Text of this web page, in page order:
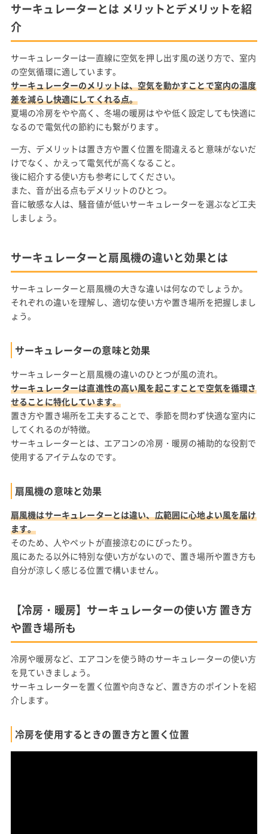
サーキュレーターとは メリットとデメリットを紹
介
サーキュレーターは一直線に空気を押し出す風の送り方で、室内
の空気循環に適しています。
サーキュレーターのメリットは、空気を動かすことで室内の温度
差を減らし快適にしてくれる点。
夏場の冷房をやや高く、冬場の暖房はやや低く設定しても快適に
なるので電気代の節約にも繋がります。
一方、デメリットは置き方や置く位置を間違えると意味がないだ
けでなく、かえって電気代が高くなること。
後に紹介する使い方も参考にしてください。
また、音が出る点もデメリットのひとつ。
音に敏感な人は、騒音値が低いサーキュレーターを選ぶなど工夫
しましょう。
サーキュレーターと扇風機の違いと効果とは
サーキュレーターと扇風機の大きな違いは何なのでしょうか。
それぞれの違いを理解し、適切な使い方や置き場所を把握しまし
ょう。
サーキュレーターの意味と効果
サーキュレーターと扇風機の違いのひとつが風の流れ。
サーキュレーターは直進性の高い風を起こすことで空気を循環さ
せることに特化しています。
置き方や置き場所を工夫することで、季節を問わず快適な室内に
してくれるのが特徴。
サーキュレーターとは、エアコンの冷房・暖房の補助的な役割で
使用するアイテムなのです。
扇風機の意味と効果
扇風機はサーキュレーターとは違い、広範囲に心地よい風を届け
ます。
そのため、人やペットが直接涼むのにぴったり。
風にあたる以外に特別な使い方がないので、置き場所や置き方も
自分が涼しく感じる位置で構いません。
【冷房・暖房】サーキュレーターの使い方 置き方
や置き場所も
冷房や暖房など、エアコンを使う時のサーキュレーターの使い方
を見ていきましょう。
サーキュレーターを置く位置や向きなど、置き方のポイントを紹
介します。
冷房を使用するときの置き方と置く位置